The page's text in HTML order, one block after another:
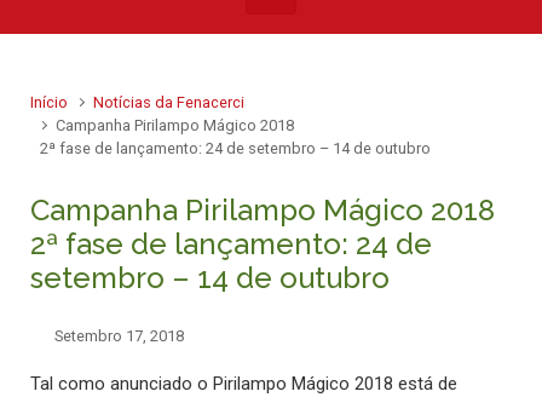
Início
Notícias da Fenacerci
Campanha Pirilampo Mágico 2018
2ª fase de lançamento: 24 de setembro – 14 de outubro
Campanha Pirilampo Mágico 2018
2ª fase de lançamento: 24 de
setembro – 14 de outubro
Setembro 17, 2018
Tal como anunciado o Pirilampo Mágico 2018 está de